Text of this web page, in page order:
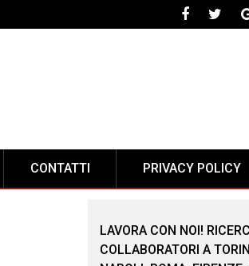
CONTATTI PRIVACY POLICY
LAVORA CON NOI!
COLLABORATORI A